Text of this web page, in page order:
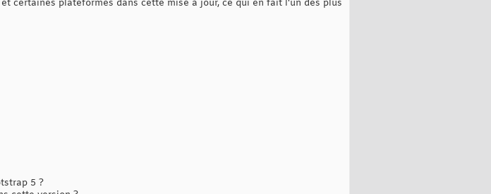
certaines plateformes dans cette mise à jour, ce qui en fait l'un des plus
5 ?